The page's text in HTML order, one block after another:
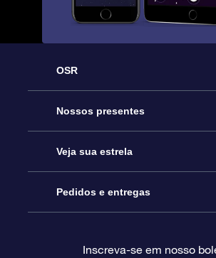
OSR
Serviço
Entre em contato conosco
Blog
Nossos presentes
Presente estrelar on-line
Pacote de presente da OSR
Veja sua estrela
Star Register
Pedidos e entregas
Inscreva-se em nosso